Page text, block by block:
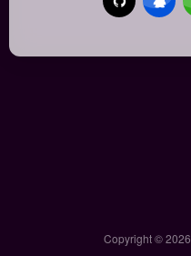
Copyright © 2026